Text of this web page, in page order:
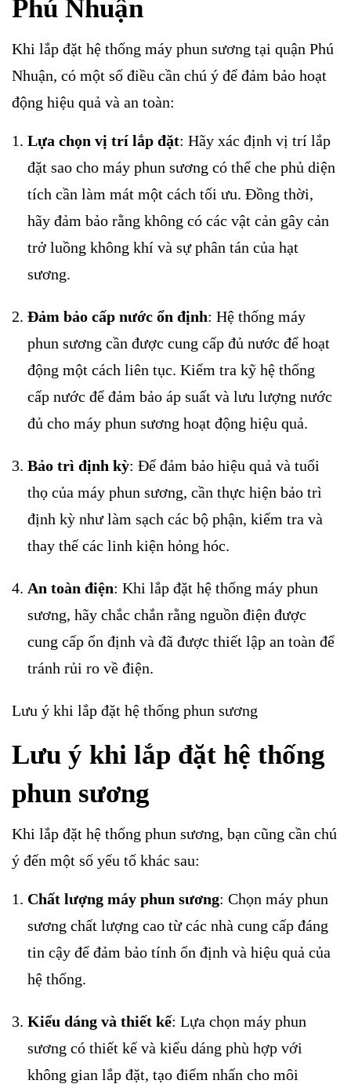
Phú Nhuận
Khi lắp đặt hệ thống máy phun sương tại quận Phú
Nhuận, có một số điều cần chú ý để đảm bảo hoạt
động hiệu quả và an toàn:
Lựa chọn vị trí lắp đặt: Hãy xác định vị trí lắp
đặt sao cho máy phun sương có thể che phủ diện
tích cần làm mát một cách tối ưu. Đồng thời,
hãy đảm bảo rằng không có các vật cản gây cản
trở luồng không khí và sự phân tán của hạt
sương.
Đảm bảo cấp nước ổn định: Hệ thống máy
phun sương cần được cung cấp đủ nước để hoạt
động một cách liên tục. Kiểm tra kỹ hệ thống
cấp nước để đảm bảo áp suất và lưu lượng nước
đủ cho máy phun sương hoạt động hiệu quả.
Bảo trì định kỳ: Để đảm bảo hiệu quả và tuổi
thọ của máy phun sương, cần thực hiện bảo trì
định kỳ như làm sạch các bộ phận, kiểm tra và
thay thế các linh kiện hỏng hóc.
An toàn điện: Khi lắp đặt hệ thống máy phun
sương, hãy chắc chắn rằng nguồn điện được
cung cấp ổn định và đã được thiết lập an toàn để
tránh rủi ro về điện.
Lưu ý khi lắp đặt hệ thống phun sương
Lưu ý khi lắp đặt hệ thống
phun sương
Khi lắp đặt hệ thống phun sương, bạn cũng cần chú
ý đến một số yếu tố khác sau:
Chất lượng máy phun sương: Chọn máy phun
sương chất lượng cao từ các nhà cung cấp đáng
tin cậy để đảm bảo tính ổn định và hiệu quả của
hệ thống.
Kiểu dáng và thiết kế: Lựa chọn máy phun
sương có thiết kế và kiểu dáng phù hợp với
không gian lắp đặt, tạo điểm nhấn cho môi